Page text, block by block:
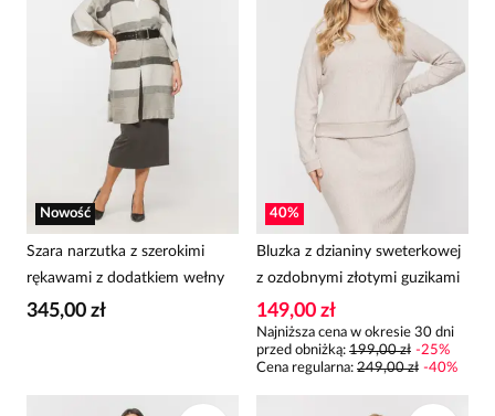
Nowość
Szara narzutka z szerokimi
rękawami z dodatkiem wełny
345,00 zł
40%
Bluzka z dzianiny sweterkowej
z ozdobnymi złotymi guzikami
149,00 zł
Najniższa cena w okresie 30 dni
przed obniżką: 199,00 zł -25%
Cena regularna: 249,00 zł -40%